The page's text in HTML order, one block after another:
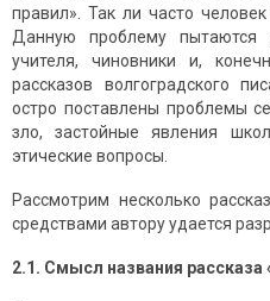
правил». Так ли часто
Данную проблему пытаются
учителя, чиновники и,
рассказов волгоградского
остро поставлены проблемы
зло, застойные явления
этические вопросы.
Рассмотрим несколько
средствами автору удается
2.1. Смысл названия